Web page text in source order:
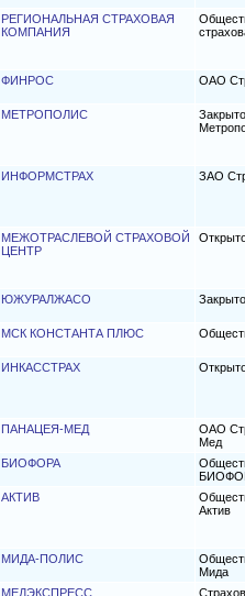
РЕГИОНАЛЬНАЯ СТРАХОВАЯ
КОМПАНИЯ
ФИНРОС ОАО
МЕТРОПОЛИС
ИНФОРМСТРАХ ЗАО
МЕЖОТРАСЛЕВОЙ СТРАХОВОЙ
ЦЕНТР
ЮЖУРАЛЖАСО
МСК КОНСТАНТА ПЛЮС
ИНКАССТРАХ
ПАНАЦЕЯ-МЕД
ОАО
Мед
БИОФОРА
АКТИВ
Актив
МИДА-ПОЛИС
Мида
МЕДЭКСПРЕСС